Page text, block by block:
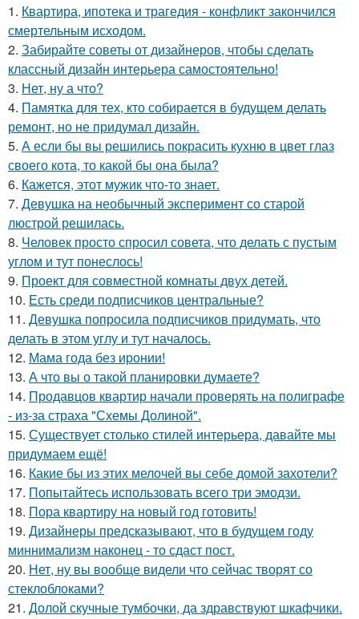
1. Квартира, ипотека и трагедия - конфликт закончился
смертельным исходом.
2. Забирайте советы от дизайнеров, чтобы сделать
классный дизайн интерьера самостоятельно!
3. Нет, ну а что?
4. Памятка для тех, кто собирается в будущем делать
ремонт, но не придумал дизайн.
5. А если бы вы решились покрасить кухню в цвет глаз
своего кота, то какой бы она была?
6. Кажется, этот мужик что-то знает.
7. Девушка на необычный эксперимент со старой
люстрой решилась.
8. Человек просто спросил совета, что делать с пустым
углом и тут понеслось!
9. Проект для совместной комнаты двух детей.
10. Есть среди подписчиков центральные?
11. Девушка попросила подписчиков придумать, что
делать в этом углу и тут началось.
12. Мама года без иронии!
13. А что вы о такой планировки думаете?
14. Продавцов квартир начали проверять на полиграфе
- из-за страха "Схемы Долиной".
15. Существует столько стилей интерьера, давайте мы
придумаем ещё!
16. Какие бы из этих мелочей вы себе домой захотели?
17. Попытайтесь использовать всего три эмодзи.
18. Пора квартиру на новый год готовить!
19. Дизайнеры предсказывают, что в будущем году
миннимализм наконец - то сдаст пост.
20. Нет, ну вы вообще видели что сейчас творят со
стеклоблоками?
21. Долой скучные тумбочки, да здравствуют шкафчики.